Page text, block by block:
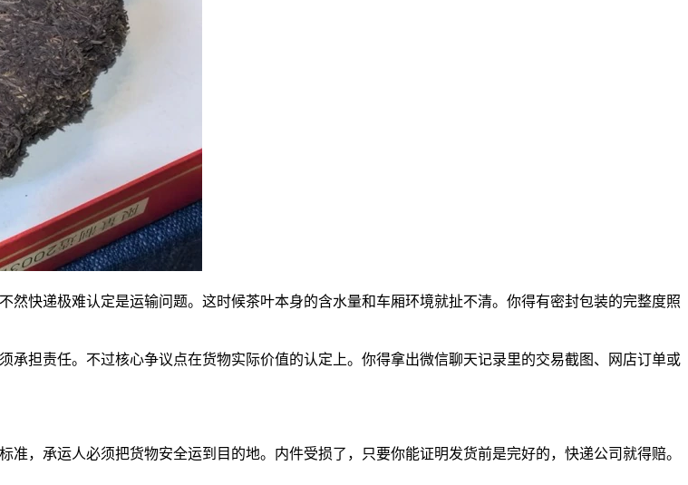
快递极难认定是运输问题。这时候茶叶本身的含水量和车厢环境就扯不清。你得有密封包装的完整度照
担责任。不过核心争议点在货物实际价值的认定上。你得拿出微信聊天记录里的交易截图、网店订单或
，承运人必须把货物安全运到目的地。内件受损了，只要你能证明发货前是完好的，快递公司就得赔。